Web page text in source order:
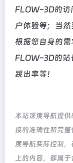
FLOW-3D的访
户体验等；当
根据您自身的
FLOW-3D的站
跳出率等！
本站深度导航提
接的准确性和完
度导航实际控制
上的内容，都属